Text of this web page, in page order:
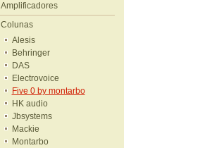
Amplificadores
Colunas
Alesis
Behringer
DAS
Electrovoice
Five 0 by montarbo
HK audio
Jbsystems
Mackie
Montarbo